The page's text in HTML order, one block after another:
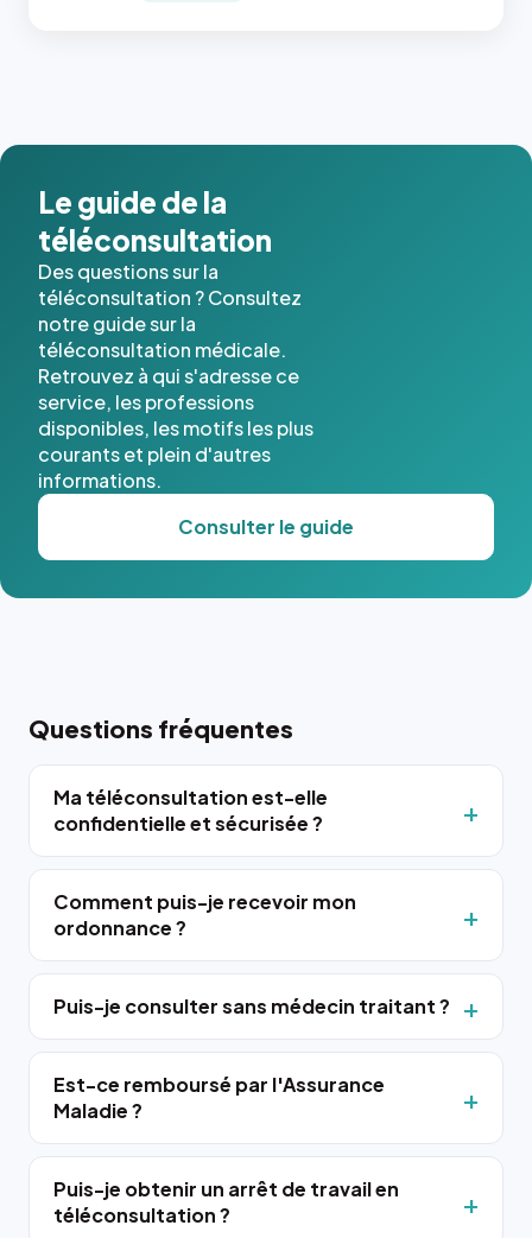
Le guide de la
téléconsultation
Des questions sur la
téléconsultation ? Consultez
notre guide sur la
téléconsultation médicale.
Retrouvez à qui s'adresse ce
service, les professions
disponibles, les motifs les plus
courants et plein d'autres
informations.
Consulter le guide
Questions fréquentes
Ma téléconsultation est-elle
confidentielle et sécurisée ?
Comment puis-je recevoir mon
ordonnance ?
Puis-je consulter sans médecin traitant ?
Est-ce remboursé par l'Assurance
Maladie ?
Puis-je obtenir un arrêt de travail en
téléconsultation ?